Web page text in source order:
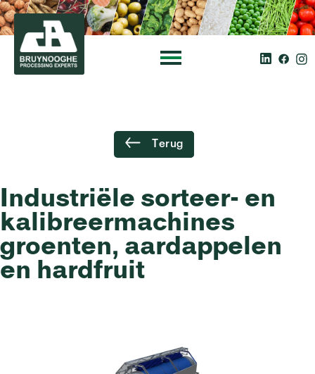
Terug
Industriële sorteer- en
kalibreermachines
groenten, aardappelen
en hardfruit